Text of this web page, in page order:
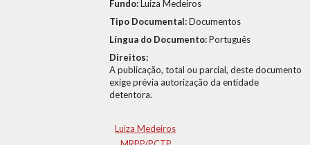
Fundo:Luiza Medeiros
Tipo Documental:Documentos
Língua do Documento:Português
Direitos:
A publicação, total ou parcial, deste documento
exige prévia autorização da entidade
detentora.
Luiza Medeiros